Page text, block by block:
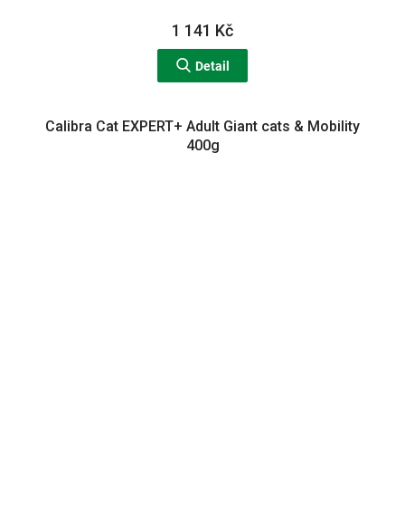
1 141 Kč
Detail
Calibra Cat EXPERT+ Adult Giant cats & Mobility
400g